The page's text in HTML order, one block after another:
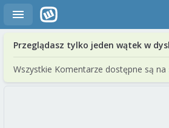
Przeglądasz tylko jeden wątek w
Wszystkie Komentarze dostępne są na